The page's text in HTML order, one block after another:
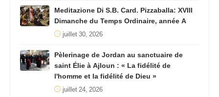
Meditazione Di S.B. Card. Pizzaballa: XVIII
Dimanche du Temps Ordinaire, année A
juillet 30, 2026
Pèlerinage de Jordan au sanctuaire de
saint Élie à Ajloun : « La fidélité de
l'homme et la fidélité de Dieu »
juillet 24, 2026